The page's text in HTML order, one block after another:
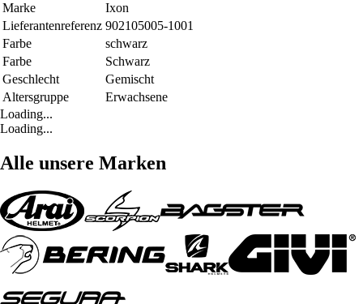
Marke
Ixon
Lieferantenreferenz 902105005-1001
Farbe
schwarz
Farbe
Schwarz
Geschlecht
Gemischt
Altersgruppe
Erwachsene
Loading...
Loading...
Alle unsere Marken